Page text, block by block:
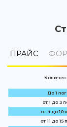
ПРАЙС
До 1
от 1 до 3
от 4 до 10
от 11 до 15